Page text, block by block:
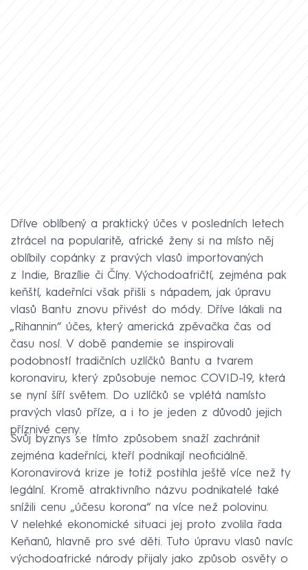
Dříve oblíbený a praktický účes v posledních letech
ztrácel na popularitě, africké ženy si na místo něj
oblíbily copánky z pravých vlasů importovaných
z Indie, Brazílie či Číny. Východoafričtí, zejména pak
keňští, kadeřníci však přišli s nápadem, jak úpravu
vlasů Bantu znovu přivést do módy. Dříve lákali na
„Rihannin“ účes, který americká zpěvačka čas od
času nosí. V době pandemie se inspirovali
podobností tradičních uzlíčků Bantu a tvarem
koronaviru, který způsobuje nemoc COVID-19, která
se nyní šíří světem. Do uzlíčků se vplétá namísto
pravých vlasů příze, a i to je jeden z důvodů jejich
příznivé ceny.
Svůj byznys se tímto způsobem snaží zachránit
zejména kadeřníci, kteří podnikají neoficiálně.
Koronavirová krize je totiž postihla ještě více než ty
legální. Kromě atraktivního názvu podnikatelé také
snížili cenu „účesu korona“ na více než polovinu.
V nelehké ekonomické situaci jej proto zvolila řada
Keňanů, hlavně pro své děti. Tuto úpravu vlasů navíc
východoafrické národy přijaly jako způsob osvěty o